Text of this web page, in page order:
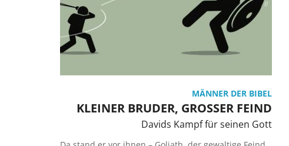
MÄNNER DER BIBEL
KLEINER BRUDER, GROSSER FEIND
Davids Kampf für seinen Gott